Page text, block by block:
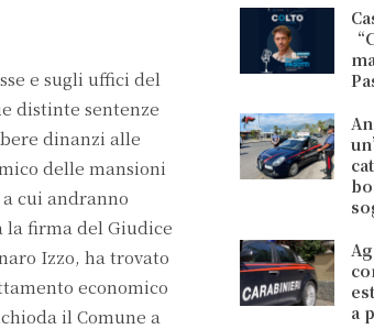
e sugli uffici del
distinte sentenze
dinanzi alle
delle mansioni
a cui andranno
la firma del Giudice
Izzo, ha trovato
economico
il Comune a
a